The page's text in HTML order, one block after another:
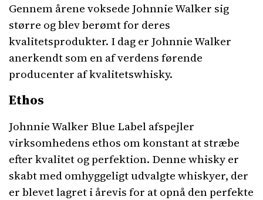
Gennem årene voksede Johnnie Walker sig
større og blev berømt for deres
kvalitetsprodukter. I dag er Johnnie Walker
anerkendt som en af verdens førende
producenter af kvalitetswhisky.
Ethos
Johnnie Walker Blue Label afspejler
virksomhedens ethos om konstant at stræbe
efter kvalitet og perfektion. Denne whisky er
skabt med omhyggeligt udvalgte whiskyer, der
er blevet lagret i årevis for at opnå den perfekte